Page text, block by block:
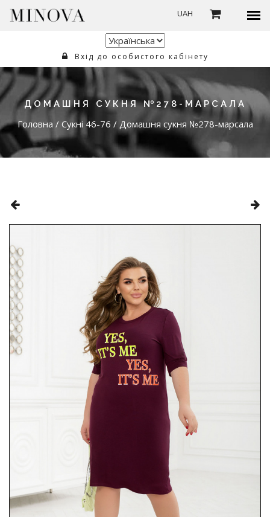
UAH
Вхід до особистого кабінету
ДОМАШНЯ СУКНЯ №278-МАРСАЛА
Головна / Сукні 46-76 / Домашня сукня №278-марсала